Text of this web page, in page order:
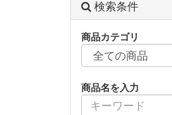
検索条件
商品カテゴリ
商品名を入力